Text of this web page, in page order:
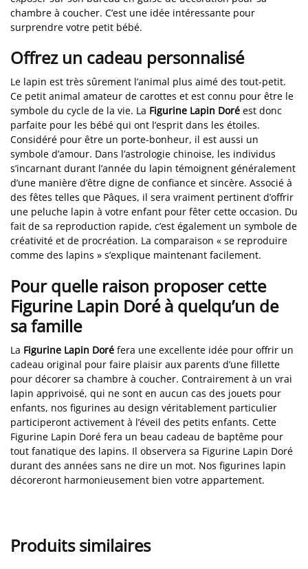
chambre à coucher. C’est une idée intéressante pour
surprendre votre petit bébé.
Offrez un cadeau personnalisé
Le lapin est très sûrement l’animal plus aimé des tout-petit.
Ce petit animal amateur de carottes et est connu pour être le
symbole du cycle de la vie. La Figurine Lapin Doré est donc
parfaite pour les bébé qui ont l’esprit dans les étoiles.
Considéré pour être un porte-bonheur, il est aussi un
symbole d’amour. Dans l’astrologie chinoise, les individus
s’incarnant durant l’année du lapin témoignent généralement
d’une manière d’être digne de confiance et sincère. Associé à
des fêtes telles que Pâques, il sera vraiment pertinent d’offrir
une peluche lapin à votre enfant pour fêter cette occasion. Du
fait de sa reproduction rapide, c’est également un symbole de
créativité et de procréation. La comparaison « se reproduire
comme des lapins » s’explique maintenant facilement.
Pour quelle raison proposer cette
Figurine Lapin Doré à quelqu’un de
sa famille
La Figurine Lapin Doré fera une excellente idée pour offrir un
cadeau original pour faire plaisir aux parents d’une fillette
pour décorer sa chambre à coucher. Contrairement à un vrai
lapin apprivoisé, qui ne sont en aucun cas des jouets pour
enfants, nos figurines au design véritablement particulier
participeront activement à l’éveil des petits enfants. Cette
Figurine Lapin Doré fera un beau cadeau de baptême pour
tout fanatique des lapins. Il observera sa Figurine Lapin Doré
durant des années sans ne dire un mot. Nos figurines lapin
décoreront harmonieusement bien votre appartement.
Produits similaires